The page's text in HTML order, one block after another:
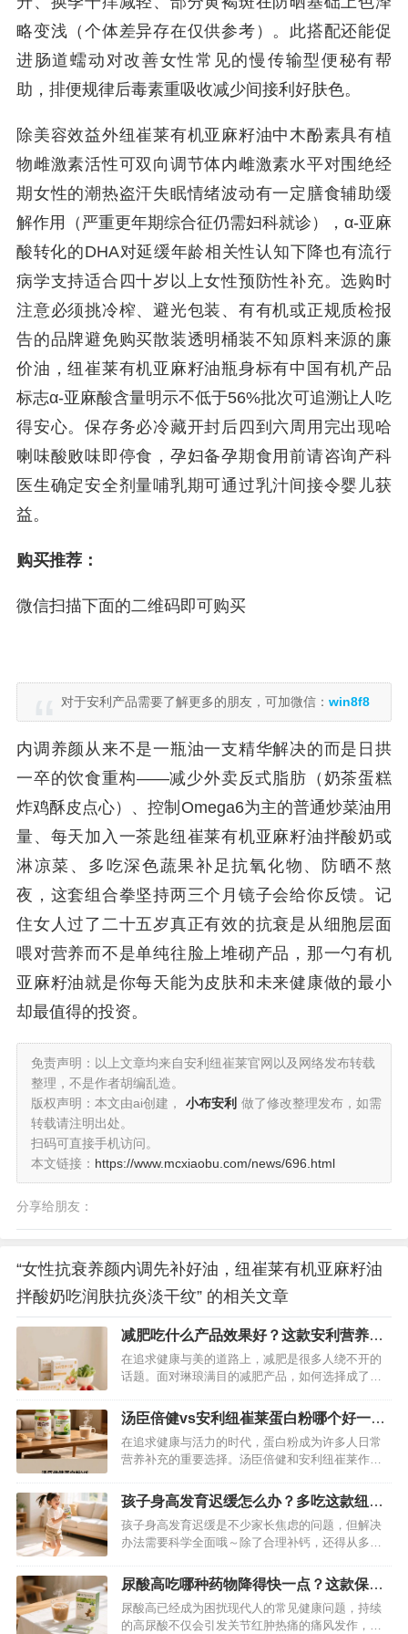
略变浅（个体差异存在仅供参考）。此搭配还能促
进肠道蠕动对改善女性常见的慢传输型便秘有帮
助，排便规律后毒素重吸收减少间接利好肤色。
除美容效益外纽崔莱有机亚麻籽油中木酚素具有植
物雌激素活性可双向调节体内雌激素水平对围绝经
期女性的潮热盗汗失眠情绪波动有一定膳食辅助缓
解作用（严重更年期综合征仍需妇科就诊），α-亚麻
酸转化的DHA对延缓年龄相关性认知下降也有流行
病学支持适合四十岁以上女性预防性补充。选购时
注意必须挑冷榨、避光包装、有有机或正规质检报
告的品牌避免购买散装透明桶装不知原料来源的廉
价油，纽崔莱有机亚麻籽油瓶身标有中国有机产品
标志α-亚麻酸含量明示不低于56%批次可追溯让人吃
得安心。保存务必冷藏开封后四到六周用完出现哈
喇味酸败味即停食，孕妇备孕期食用前请咨询产科
医生确定安全剂量哺乳期可通过乳汁间接令婴儿获
益。
购买推荐：
微信扫描下面的二维码即可购买
对于安利产品需要了解更多的朋友，可加微信： win8f8
内调养颜从来不是一瓶油一支精华解决的而是日拱
一卒的饮食重构——减少外卖反式脂肪（奶茶蛋糕
炸鸡酥皮点心）、控制Omega6为主的普通炒菜油用
量、每天加入一茶匙纽崔莱有机亚麻籽油拌酸奶或
淋凉菜、多吃深色蔬果补足抗氧化物、防晒不熬
夜，这套组合拳坚持两三个月镜子会给你反馈。记
住女人过了二十五岁真正有效的抗衰是从细胞层面
喂对营养而不是单纯往脸上堆砌产品，那一勺有机
亚麻籽油就是你每天能为皮肤和未来健康做的最小
却最值得的投资。
免责声明：以上文章均来自安利纽崔莱官网以及网络发布转载
整理，不是作者胡编乱造。
版权声明：本文由ai创建，
小布安利 做了修改整理发布，如需
转载请注明出处。
扫码可直接手机访问。
本文链接： https://www.mcxiaobu.com/news/696.html
分享给朋友：
“女性抗衰养颜内调先补好油，纽崔莱有机亚麻籽油
拌酸奶吃润肤抗炎淡干纹” 的相关文章
减肥吃什么产品效果好？这款安利营养代
餐科学减肥更健康
在追求健康与美的道路上，减肥是很多人绕不开的
话题。面对琳琅满目的减肥产品，如何选择成了难
品——安利营养代餐，助你开启科学健康的减肥之
旅。…
汤臣倍健vs安利纽崔莱蛋白粉哪个好一
点？为你深度剖析一下
在追求健康与活力的时代，蛋白粉成为许多人日常
营养补充的重要选择。汤臣倍健和安利纽崔莱作为
消费者放在一起比较。到底哪一款更契合你的需
求？接下来，我们将从原料组成、营养成分、价格
定位、口感体验、适用人群和品牌背景六个维度展
开深度剖析。…
孩子身高发育迟缓怎么办？多吃这款纽崔
莱钙镁维生素D咀嚼片就可以了
孩子身高发育迟缓是不少家长焦虑的问题，但解决
办法需要科学全面哦～除了合理补钙，还得从多方
尿酸高吃哪种药物降得快一点？这款保健
品可以有效降尿酸
尿酸高已经成为困扰现代人的常见健康问题，持续
的高尿酸不仅会引发关节红肿热痛的痛风发作，还